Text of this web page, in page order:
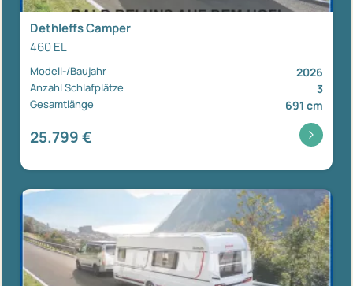
Dethleffs Camper
460 EL
Modell-/Baujahr 2026
Anzahl Schlafplätze 3
Gesamtlänge 691 cm
25.799 €